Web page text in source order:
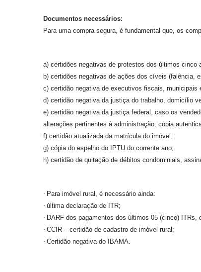
Documentos necessários:
Para uma compra segura, é fundamental que, os
a) certidões negativas de protestos dos últimos
b) certidões negativas de ações dos cíveis (falência,
c) certidão negativa de executivos fiscais, municipais
d) certidão negativa da justiça do trabalho, domicílio
e) certidão negativa da justiça federal, caso os
alterações pertinentes à administração; cópia
f) certidão atualizada da matrícula do imóvel;
g) cópia do espelho do IPTU do corrente ano;
h) certidão de quitação de débitos condominiais,
· Para imóvel rural, é necessário ainda:
· última declaração de ITR;
· DARF dos pagamentos dos últimos 05 (cinco)
· CCIR – certidão de cadastro de imóvel rural;
· Certidão negativa do IBAMA.